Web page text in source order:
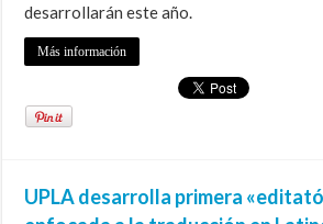
desarrollarán este año.
Más información
UPLA desarrolla primera